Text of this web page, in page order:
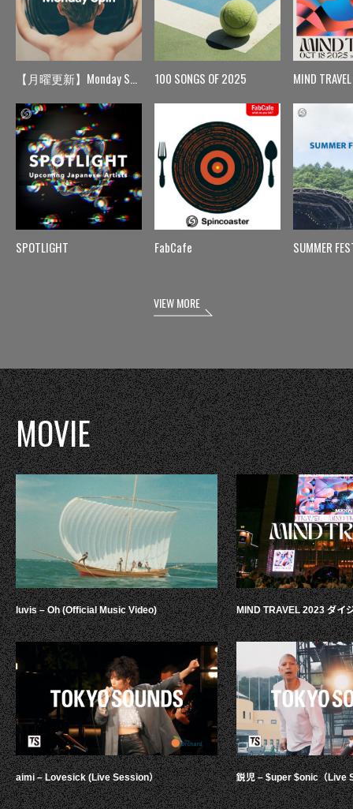
【月曜更新】Monday Spin
SPOTLIGHT
100 SONGS OF 2025
FabCafe
MIND TRAVEL
SUMMER
VIEW MORE
MOVIE
luvis – Oh (Official Music Video)
aimi – Lovesick (Live Session）
MIND TRAVEL 2023 ダイ
鋭児 – $uper $onic（Live